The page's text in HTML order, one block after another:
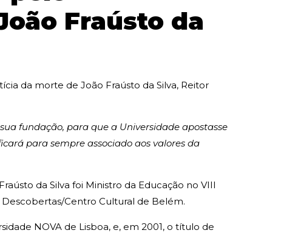
Fraústo da
da morte de João Fraústo da Silva, Reitor
fundação, para que a Universidade apostasse
para sempre associado aos valores da
da Silva foi Ministro da Educação no VIII
Centro Cultural de Belém.
NOVA de Lisboa, e, em 2001, o título de